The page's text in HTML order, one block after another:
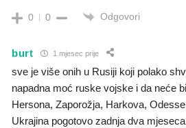
0 0 Odgovori
burt 1 mjesec prije
sve je više onih u Rusiji koji polako
napadna moć ruske vojske i da neće
Hersona, Zaporožja, Harkova,
Ukrajina pogotovo zadnja dva